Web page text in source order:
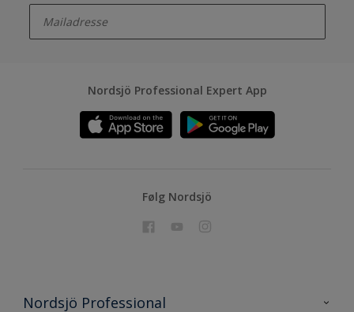
Nordsjö Professional Expert App
Følg Nordsjö
Nordsjö Professional